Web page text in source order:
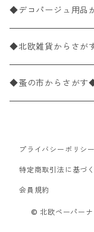
ペーパーナプキン10
ライスペーパー
ペーパーリネンナプ
ワックスペーパー
デコパージュ用品
パック売り
バラ売り
パック売り
40×40cm（ディナ
バラ売り
パック売り
21×21cm（ポケット
バラ売り
33cm（ラウンド）
植物・グリーン柄
動物・鳥・昆虫・蝶
海・魚柄
食べ物・フルーツ・
食器・カトラリー柄
ドイツ製 IHR/イア
ランチサイズ
カクテルサイズ
ドイツ製 Ambiente/
ランチサイズ
ドイツ製
カクテルサイズ
ランチサイズ
カクテルサイズ
ドイツ製 ti-flair/ティ
ランチサイズ
ドイツ製 PAW/パウ
◆デコパージュ用品
デコパージュ液
デコパージュ下地
デコパージュはさみ
3Dデコパージュ
◆北欧雑貨からさが
シリコンモールド
トレイ
ポスター・カレンダー
◆蚤の市からさがす
北欧雑貨
デコパージュ用品
プライバシーポリシー
特定商取引法に基づ
会員規約
© 北欧ペーパーナ